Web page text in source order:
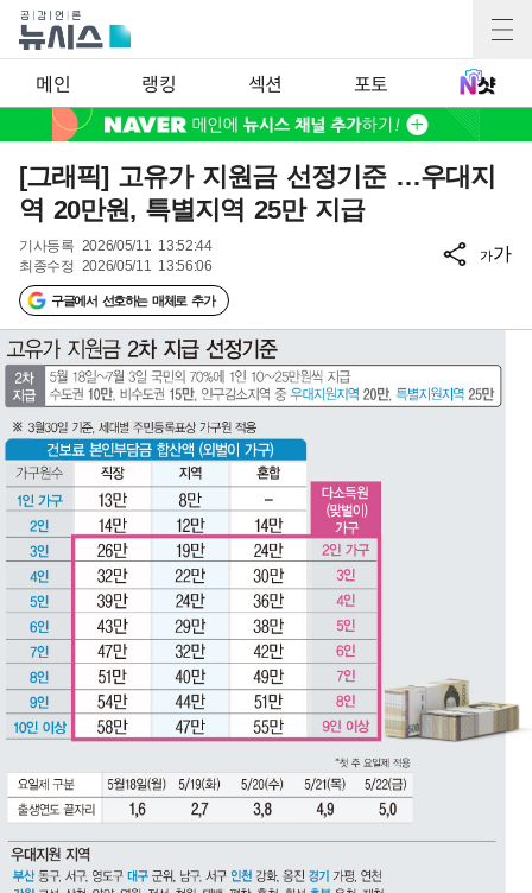
메인 랭킹 섹션 포토
[그래픽] 고유가 지원금 선정기준 …우대지
역 20만원, 특별지역 25만 지급
기사등록 2026/05/11 13:52:44
최종수정 2026/05/11 13:56:06
구글에서 선호하는 매체로 추가
가가